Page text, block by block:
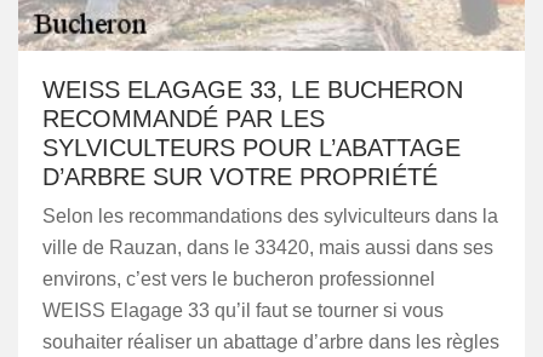
WEISS ELAGAGE 33, LE BUCHERON
RECOMMANDÉ PAR LES
SYLVICULTEURS POUR L’ABATTAGE
D’ARBRE SUR VOTRE PROPRIÉTÉ
Selon les recommandations des sylviculteurs dans la
ville de Rauzan, dans le 33420, mais aussi dans ses
environs, c’est vers le bucheron professionnel
WEISS Elagage 33 qu’il faut se tourner si vous
souhaiter réaliser un abattage d’arbre dans les règles